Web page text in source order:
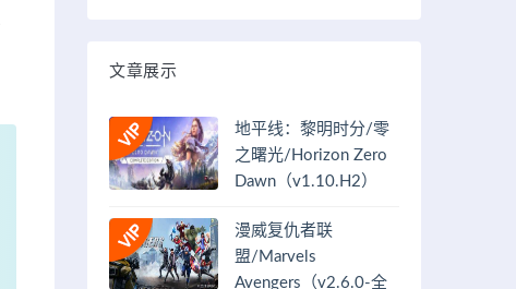
文章展示
地平线：黎明时分/零
之曙光/Horizon Zero
Dawn（v1.10.H2）
漫威复仇者联
盟/Marvels
Avengers（v2.6.0-全